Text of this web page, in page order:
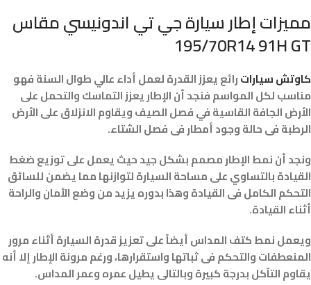
مميزات إطار سيارة جي تي اندونيسي مقاس
195/70R14 91H GT
كاوتش سياراترائع يعزز القدرة لعمل أداء عالي طوال السنة فهو
مناسب لكل المواسم فنجد أن الإطار يعزز التماسك والتحمل على
الأرض الجافة القاسية في فصل الصيف ويقاوم الانزلاق على الأرض
الرطبة فى حالة وجود أمطار فى فصل الشتاء.
ونجد أن نمط الإطار مصمم بشكل جيد حيث يعمل على توزيع ضغط
القيادة بالتساوي على مساحة السيارة لتوازنها مما يضمن للسائق
التحكم الكامل فى القيادة وهذا بدوره يزيد من وضع الأمان والراحة
أثناء القيادة.
ويعمل نمط كتف المداس أيضاً على تعزيز قدرة السيارة أثناء مرور
المنعطفات والتحكم فى ثباتها واستقرارها، ورغم مرونة الإطار إلا أنه
يقاوم التآكل بدرجة كبيرة وبالتالى يطيل عمره وعمر المداس.